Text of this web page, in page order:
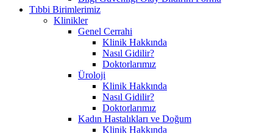
Tıbbi Birimlerimiz
Klinikler
Genel Cerrahi
Klinik Hakkında
Nasıl Gidilir?
Doktorlarımız
Üroloji
Klinik Hakkında
Nasıl Gidilir?
Doktorlarımız
Kadın Hastalıkları ve Doğum
Klinik Hakkında